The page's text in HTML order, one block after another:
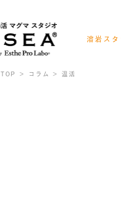
溶岩ス
TOP コラム 温活